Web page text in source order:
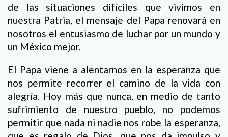
de las situaciones difíciles que vivimos en
nuestra Patria, el mensaje del Papa renovará en
nosotros el entusiasmo de luchar por un mundo y
un México mejor.
El Papa viene a alentarnos en la esperanza que
nos permite recorrer el camino de la vida con
alegría. Hoy más que nunca, en medio de tanto
sufrimiento de nuestro pueblo, no podemos
permitir que nada ni nadie nos robe la esperanza,